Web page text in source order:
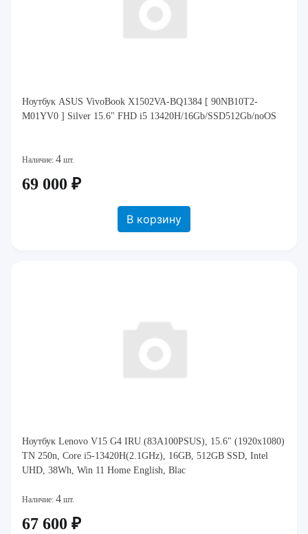
Ноутбук ASUS VivoBook X1502VA-BQ1384 [ 90NB10T2-
M01YV0 ] Silver 15.6" FHD i5 13420H/16Gb/SSD512Gb/noOS
Наличие: 4 шт.
69 000 ₽
В корзину
Ноутбук Lenovo V15 G4 IRU (83A100PSUS), 15.6" (1920x1080)
TN 250n, Core i5-13420H(2.1GHz), 16GB, 512GB SSD, Intel
UHD, 38Wh, Win 11 Home English, Blac
Наличие: 4 шт.
67 600 ₽